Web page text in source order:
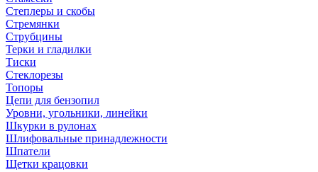
Степлеры и скобы
Стремянки
Струбцины
Терки и гладилки
Тиски
Стеклорезы
Топоры
Цепи для бензопил
Уровни, угольники, линейки
Шкурки в рулонах
Шлифовальные принадлежности
Шпатели
Щетки крацовки